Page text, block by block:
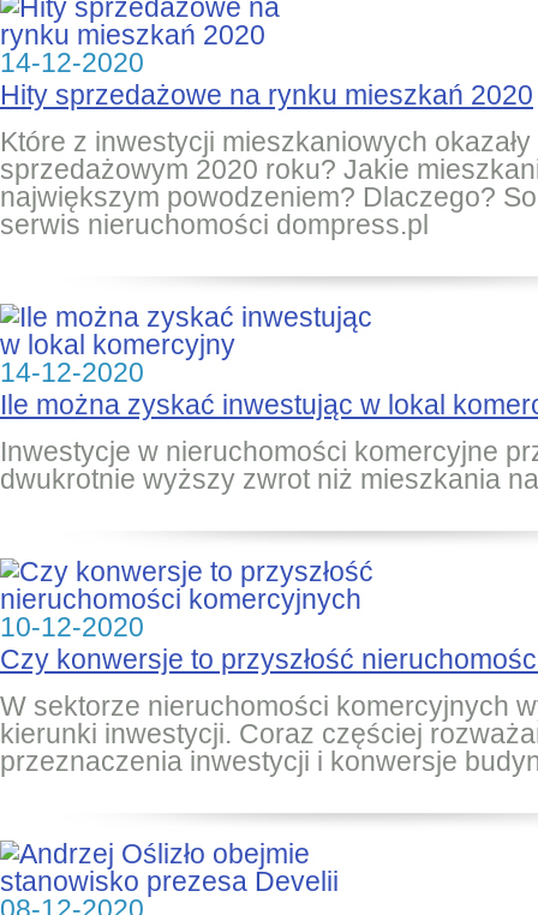
14-12-2020
Hity sprzedażowe na rynku mieszkań 2020
Które z inwestycji mieszkaniowych
sprzedażowym 2020 roku? Jakie
największym powodzeniem? Dlaczego?
serwis nieruchomości dompress.pl
14-12-2020
Ile można zyskać inwestując w lokal
Inwestycje w nieruchomości komercyjne
dwukrotnie wyższy zwrot niż mieszkania
10-12-2020
Czy konwersje to przyszłość
W sektorze nieruchomości komercyjnych
kierunki inwestycji. Coraz częściej
przeznaczenia inwestycji i konwersje